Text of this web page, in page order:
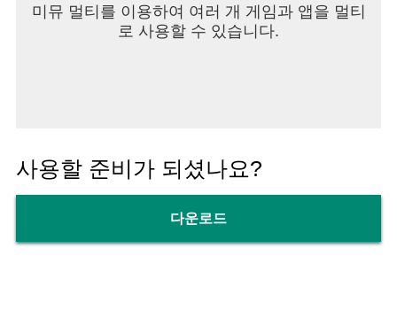
미뮤 멀티를 이용하여 여러 개 게임과 앱을 멀티
로 사용할 수 있습니다.
사용할 준비가 되셨나요?
다운로드